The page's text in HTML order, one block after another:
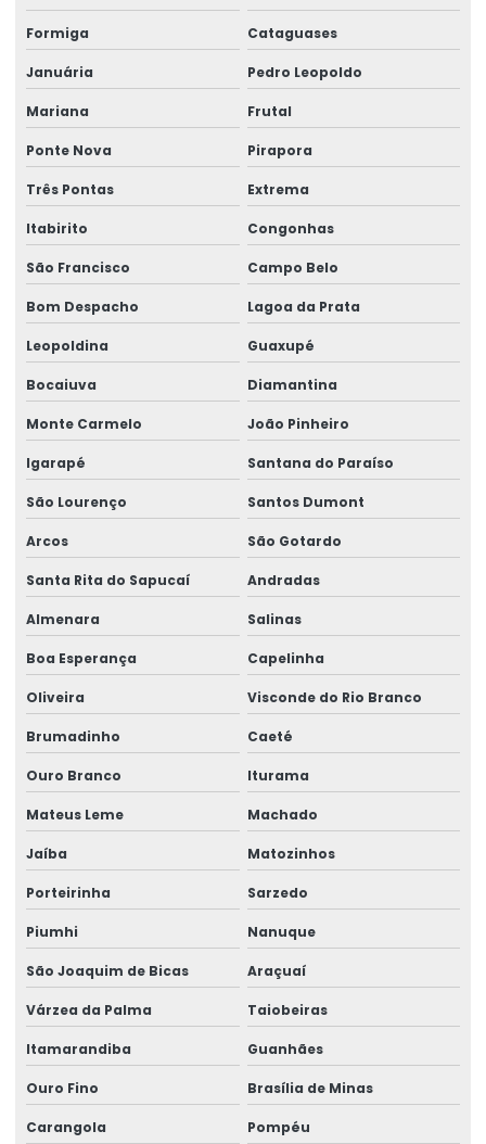
Movimentação de cargas laner
Movimentação Horizontal Com Trole Elétrico
Painel elétrico para ponte rolante
Peças para ponte rolante swf
Peças para pontes rolantes de qualquer marca
Peças de reposição para pontes rolantes
Peças de reposição para talhas
Peças sobressalentes multimarcas
Peças sobressalentes para pontes rolantes
Peças para talha elétrica
Ponte rolante fabricante
Pontes rolante swf
Pontes rolante e talhas para ambientes perigosos
Radio controle para ponte rolante
Reforma de caminho de rolamento
Reforma De Equipamentos De Movimentação De Cargas
Reforma De Talhas Elétricas
Reforma de ponte rolante
Reforma de ponte rolante em am
Reforma de ponte rolante em pr
Reforma de ponte rolante em rs
Reforma de ponte rolante em sc
Reforma de ponte rolante em sp
Formiga Cataguases
Januária Pedro Leopoldo
Mariana Frutal
Ponte Nova Pirapora
Três Pontas Extrema
Itabirito Congonhas
São Francisco Campo Belo
Bom Despacho Lagoa da Prata
Leopoldina Guaxupé
Bocaiuva Diamantina
Monte Carmelo João Pinheiro
Igarapé Santana do Paraíso
São Lourenço Santos Dumont
Arcos São Gotardo
Santa Rita do Sapucaí Andradas
Almenara Salinas
Boa Esperança Capelinha
Oliveira Visconde do Rio Branco
Brumadinho Caeté
Ouro Branco Iturama
Mateus Leme Machado
Jaíba Matozinhos
Porteirinha Sarzedo
Piumhi Nanuque
São Joaquim de Bicas Araçuaí
Várzea da Palma Taiobeiras
Itamarandiba Guanhães
Ouro Fino Brasília de Minas
Carangola Pompéu